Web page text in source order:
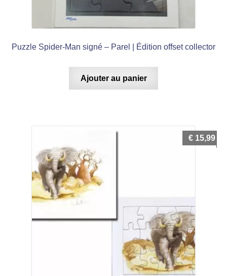
Puzzle Spider-Man signé – Parel | Édition offset collector
Ajouter au panier
€ 15,99